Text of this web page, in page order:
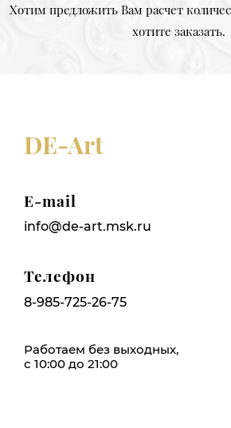
Хотим предложить Вам расчет
хотите заказать.
DE-Art
E-mail
info@de-art.msk.ru
Телефон
8-985-725-26-75
Работаем без выходных,
с 10:00 до 21:00